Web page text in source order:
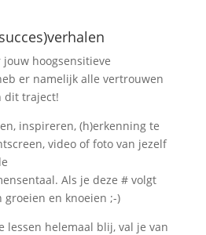
hoogsensitieve
er namelijk alle vertrouwen
dit traject!
inspireren, (h)erkenning te
video of foto van jezelf
Als je deze # volgt
groeien en knoeien ;-)
lessen helemaal blij, val je van